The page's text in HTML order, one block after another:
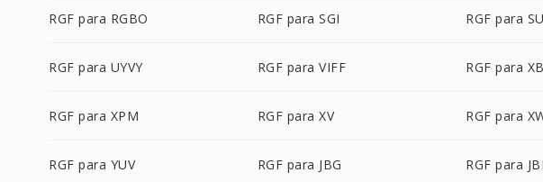
RGF para RGBO RGF para SGI RGF para
RGF para UYVY RGF para VIFF RGF para
RGF para XPM RGF para XV RGF para
RGF para YUV RGF para JBG RGF para